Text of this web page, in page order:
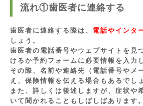
流れ①歯医者に連絡する
歯医者に連絡する際は、 電話やインタ
しょう。
歯医者の電話番号やウェブサイトを見
けるか予約フォームに必要情報を入力
その際、名前や連絡先（電話番号やメ
え、保険情報を伝える場合もあるでし
また、詳しくは後述しますが、症状や
いて聞かれることもしばしばあります。